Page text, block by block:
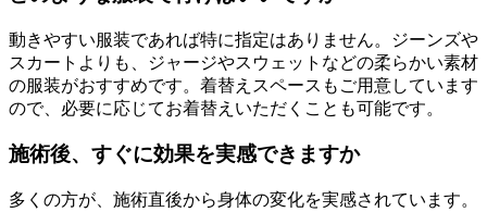
動きやすい服装であれば特に指定はありません。ジーンズや
スカートよりも、ジャージやスウェットなどの柔らかい素材
の服装がおすすめです。着替えスペースもご用意しています
ので、必要に応じてお着替えいただくことも可能です。
施術後、すぐに効果を実感できますか
多くの方が、施術直後から身体の変化を実感されています。